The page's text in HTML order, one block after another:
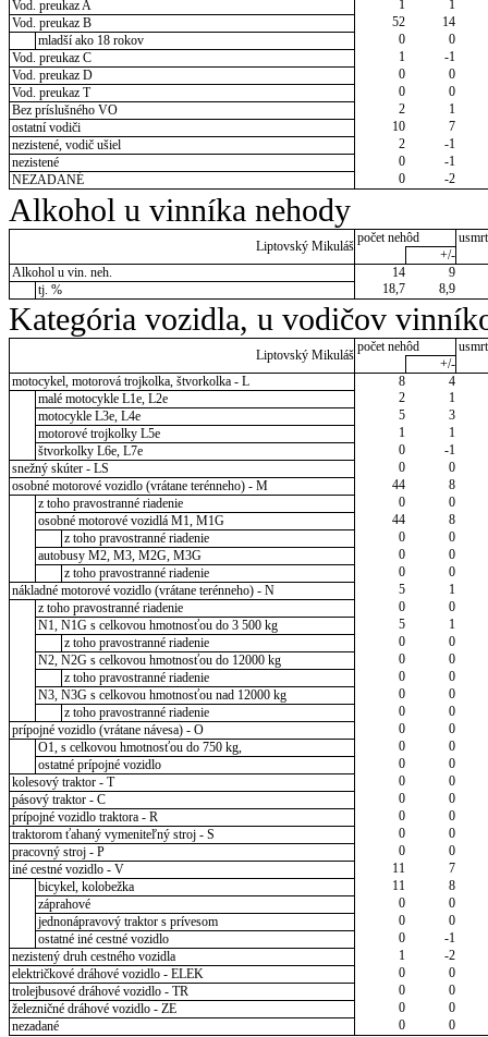
Vod. preukaz A
1
1
Vod. preukaz B
52
14
mladší ako 18 rokov
0
0
Vod. preukaz C
1
-1
Vod. preukaz D
0
0
Vod. preukaz T
0
0
Bez príslušného VO
2
1
ostatní vodiči
10
7
nezistené, vodič ušiel
2
-1
nezistené
0
-1
NEZADANÉ
0 -2
Alkohol u vinníka nehody
Liptovský Mikuláš
počet nehôd
+/-
Alkohol u vin. neh.
14
9
tj. %
18,7 8,9
Kategória vozidla, u vodičov
Liptovský Mikuláš
počet nehôd
+/-
motocykel, motorová trojkolka, štvorkolka - L
8
4
malé motocykle L1e, L2e
2
1
motocykle L3e, L4e
5
3
motorové trojkolky L5e
1
1
štvorkolky L6e, L7e
0
-1
snežný skúter - LS
0
0
osobné motorové vozidlo (vrátane terénneho) - M
44
8
z toho pravostranné riadenie
0
0
osobné motorové vozidlá M1, M1G
44
8
z toho pravostranné riadenie
0
0
autobusy M2, M3, M2G, M3G
0
0
z toho pravostranné riadenie
0
0
nákladné motorové vozidlo (vrátane terénneho) - N
5
1
z toho pravostranné riadenie
0
0
N1, N1G s celkovou hmotnosťou do 3 500 kg
5
1
z toho pravostranné riadenie
0
0
N2, N2G s celkovou hmotnosťou do 12000 kg
0
0
z toho pravostranné riadenie
0
0
N3, N3G s celkovou hmotnosťou nad 12000 kg
0
0
z toho pravostranné riadenie
0
0
prípojné vozidlo (vrátane návesa) - O
0
0
O1, s celkovou hmotnosťou do 750 kg,
0
0
ostatné prípojné vozidlo
0
0
kolesový traktor - T
0
0
pásový traktor - C
0
0
prípojné vozidlo traktora - R
0
0
traktorom ťahaný vymeniteľný stroj - S
0
0
pracovný stroj - P
0
0
iné cestné vozidlo - V
11
7
bicykel, kolobežka
11
8
záprahové
0
0
jednonápravový traktor s prívesom
0
0
ostatné iné cestné vozidlo
0
-1
nezistený druh cestného vozidla
1
-2
električkové dráhové vozidlo - ELEK
0
0
trolejbusové dráhové vozidlo - TR
0
0
železničné dráhové vozidlo - ZE
0
0
nezadané
0 0